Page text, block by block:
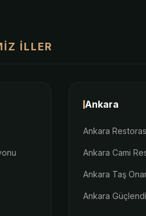
İLLER
Ankara
Ankara
Ankara Cami
Ankara Taş
Ankara